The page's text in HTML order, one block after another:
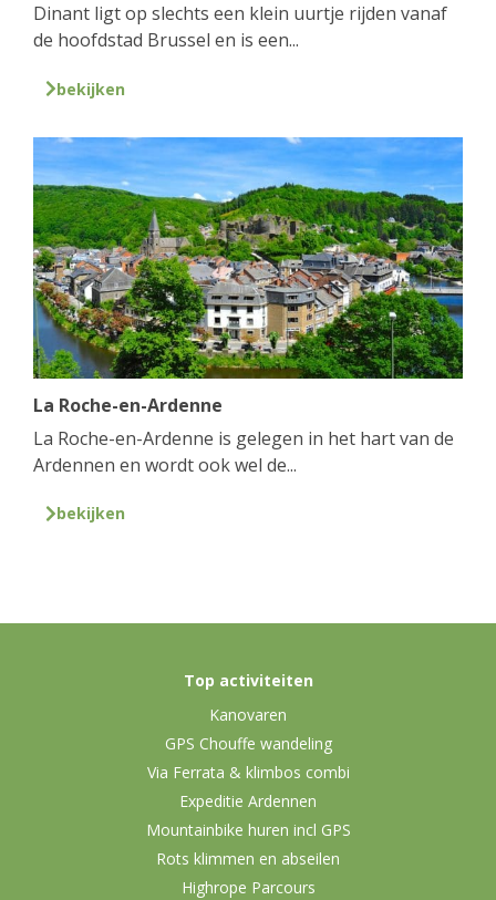
Dinant ligt op slechts een klein uurtje rijden vanaf
de hoofdstad Brussel en is een...
bekijken
La Roche-en-Ardenne
La Roche-en-Ardenne is gelegen in het hart van de
Ardennen en wordt ook wel de...
bekijken
Top activiteiten
Kanovaren
GPS Chouffe wandeling
Via Ferrata & klimbos combi
Expeditie Ardennen
Mountainbike huren incl GPS
Rots klimmen en abseilen
Highrope Parcours